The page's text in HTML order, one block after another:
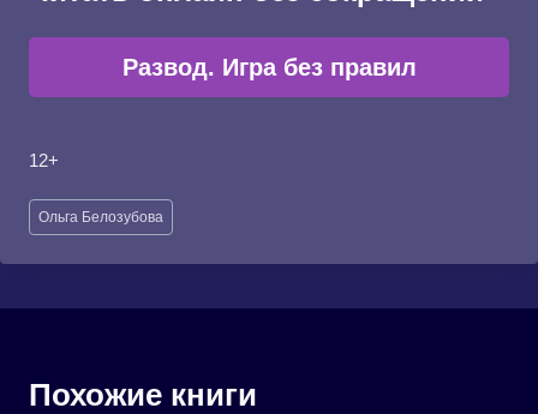
Развод. Игра без правил
12+
Метки
записи:
Ольга Белозубова
Похожие книги